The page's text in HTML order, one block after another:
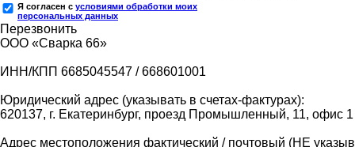
Я согласен с условиями обработки моих
персональных данных
Перезвонить
ООО «Сварка 66»
ИНН/КПП 6685045547 / 668601001
Юридический адрес (указывать в счетах-фактурах):
620137, г. Екатеринбург, проезд Промышленный, 11, офис 1
Адрес местоположения фактический / почтовый (НЕ